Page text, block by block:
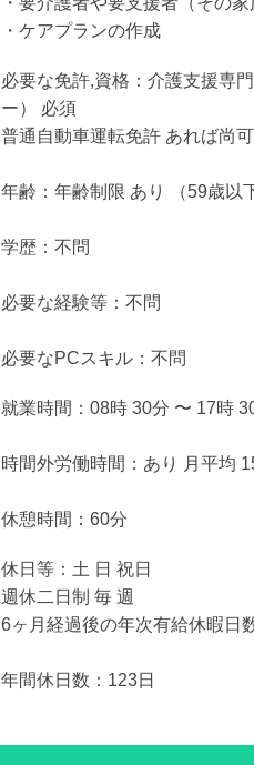
・ケアプランの作成
必要な免許,資格：介護支援専
ー） 必須
普通自動車運転免許 あれば尚可
年齢：年齢制限 あり （59歳以
学歴：不問
必要な経験等：不問
必要なPCスキル：不問
就業時間：08時 30分 〜 17時
時間外労働時間：あり 月平均
休憩時間：60分
休日等：土 日 祝日
週休二日制 毎 週
6ヶ月経過後の年次有給休暇日
年間休日数：123日